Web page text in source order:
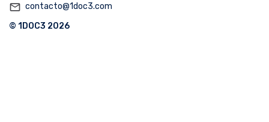
mail_outline contacto@1doc3.com
© 1DOC3 2026